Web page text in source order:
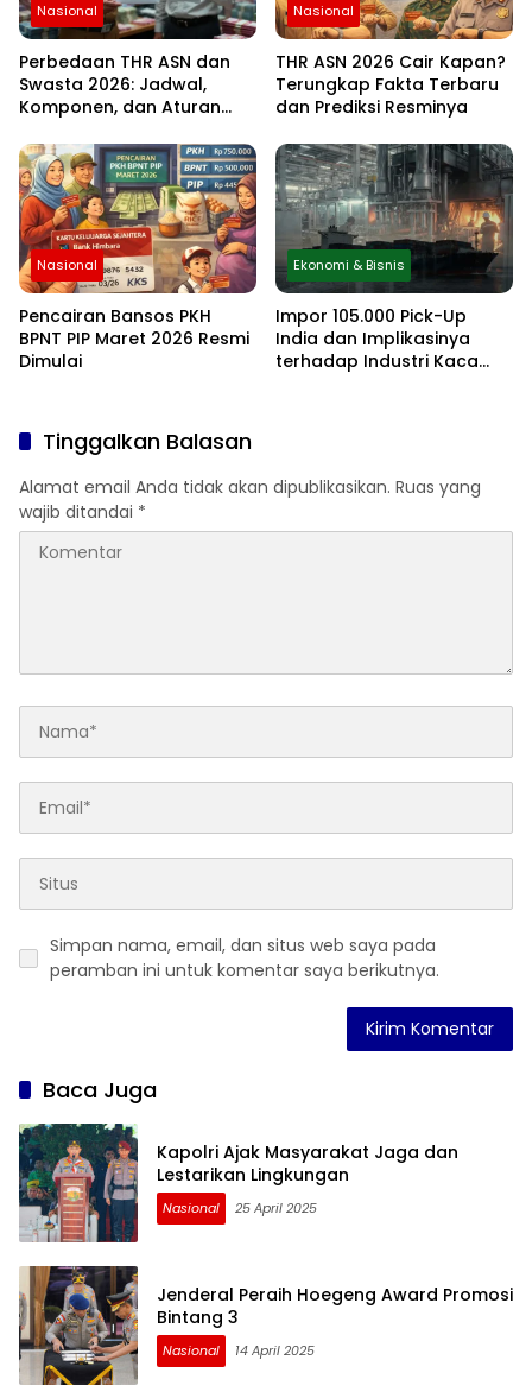
Nasional
Perbedaan THR ASN dan
Swasta 2026: Jadwal,
Komponen, dan Aturan
Nasional
THR ASN 2026 Cair Kapan?
Terungkap Fakta Terbaru
dan Prediksi Resminya
Nasional
Pencairan Bansos PKH
BPNT PIP Maret 2026 Resmi
Dimulai
Ekonomi & Bisnis
Impor 105.000 Pick-Up
India dan Implikasinya
terhadap Industri Kaca
Tinggalkan Balasan
Alamat email Anda tidak akan dipublikasikan. Ruas yang
wajib ditandai *
Simpan nama, email, dan situs web saya pada
peramban ini untuk komentar saya berikutnya.
Baca Juga
Kapolri Ajak Masyarakat Jaga dan
Lestarikan Lingkungan
Nasional 25 April 2025
Jenderal Peraih Hoegeng Award Promosi
Bintang 3
Nasional 14 April 2025